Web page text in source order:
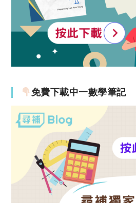
免費下載中一數學筆記